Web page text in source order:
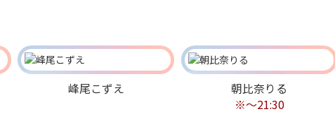
峰尾こずえ
朝比奈りる
※～21:30